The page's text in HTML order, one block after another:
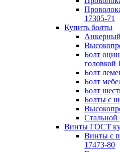
17305-71
Купить болты
Болт
Болт
Болт
Болт
Болты с
Стальной
Винты ГОСТ
Винты с
17473-80